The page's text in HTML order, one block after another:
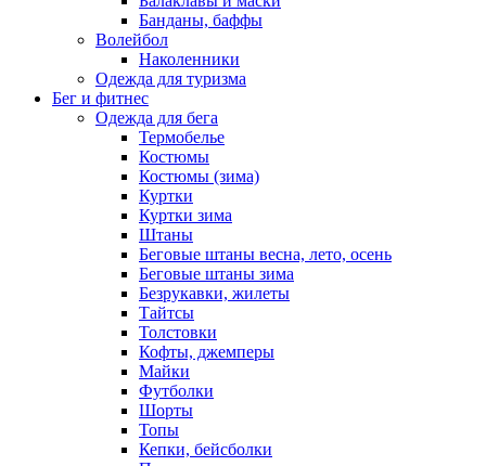
Банданы, баффы
Волейбол
Наколенники
Одежда для туризма
Бег и фитнес
Одежда для бега
Термобелье
Костюмы
Костюмы (зима)
Куртки
Куртки зима
Штаны
Беговые штаны весна, лето, осень
Беговые штаны зима
Безрукавки, жилеты
Тайтсы
Толстовки
Кофты, джемперы
Майки
Футболки
Шорты
Топы
Кепки, бейсболки